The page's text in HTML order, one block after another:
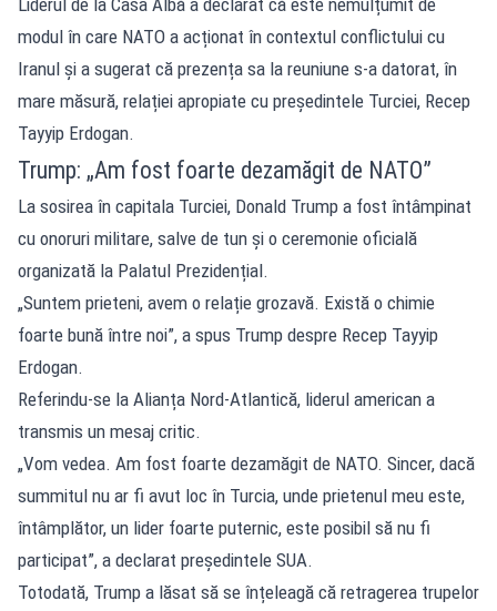
modul în care NATO a acționat în contextul conflictului cu
Iranul și a sugerat că prezența sa la reuniune s-a datorat, în
mare măsură, relației apropiate cu președintele Turciei, Recep
Tayyip Erdogan.
Trump: „Am fost foarte dezamăgit de NATO”
La sosirea în capitala Turciei, Donald Trump a fost întâmpinat
cu onoruri militare, salve de tun și o ceremonie oficială
organizată la Palatul Prezidențial.
„Suntem prieteni, avem o relație grozavă. Există o chimie
foarte bună între noi”, a spus Trump despre Recep Tayyip
Erdogan.
Referindu-se la Alianța Nord-Atlantică, liderul american a
transmis un mesaj critic.
„Vom vedea. Am fost foarte dezamăgit de NATO. Sincer, dacă
summitul nu ar fi avut loc în Turcia, unde prietenul meu este,
întâmplător, un lider foarte puternic, este posibil să nu fi
participat”, a declarat președintele SUA.
Totodată, Trump a lăsat să se înțeleagă că retragerea trupelor